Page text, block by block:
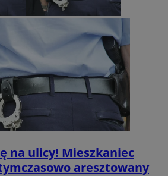
na ulicy! Mieszkaniec
aresztowany